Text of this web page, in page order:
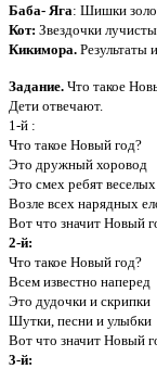
Баба- Яга: Шишки
Кот: Звездочки
Кикимора. Результаты
Задание. Что такое
Дети отвечают.
1-й :
Что такое Новый год?
Это дружный хоровод
Это смех ребят веселых
Возле всех нарядных
Вот что значит Новый
2-й:
Что такое Новый год?
Всем известно наперед
Это дудочки и скрипки
Шутки, песни и улыбки
Вот что значит Новый
3-й: